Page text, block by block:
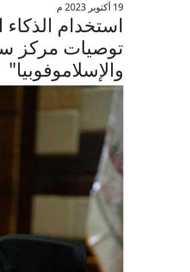
19 أكتوبر 2023 م
استخدام الذكاء
توصيات مركز
والإسلاموفوبيا"